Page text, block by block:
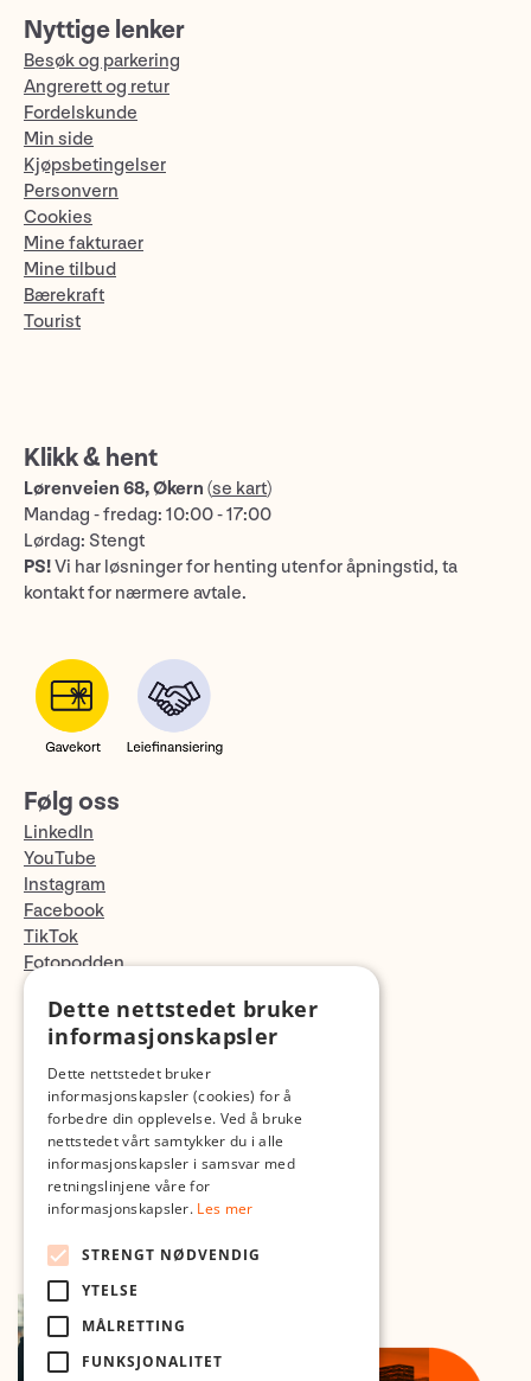
Nyttige lenker
Besøk og parkering
Angrerett og retur
Fordelskunde
Min side
Kjøpsbetingelser
Personvern
Cookies
Mine fakturaer
Mine tilbud
Bærekraft
Tourist
Klikk & hent
Lørenveien 68, Økern (se kart)
Mandag - fredag: 10:00 - 17:00
Lørdag: Stengt
PS!Vi har løsninger for henting utenfor åpningstid, ta
kontakt for nærmere avtale.
Følg oss
LinkedIn
YouTube
Instagram
Facebook
TikTok
Fotopodden
Med forbehold om skrive- og lagerfeil
Dette nettstedet bruker
informasjonskapsler
Dette nettstedet bruker
informasjonskapsler (cookies) for å
forbedre din opplevelse. Ved å bruke
nettstedet vårt samtykker du i alle
informasjonskapsler i samsvar med
retningslinjene våre for
informasjonskapsler. Les mer
STRENGT NØDVENDIG
YTELSE
MÅLRETTING
FUNKSJONALITET